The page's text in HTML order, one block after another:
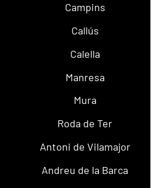
Campins
Callús
Calella
Manresa
Mura
Roda de Ter
Antoni de Vilamajor
Andreu de la Barca